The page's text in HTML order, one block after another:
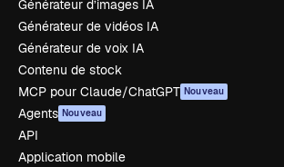
Générateur d’images IA
Générateur de vidéos IA
Générateur de voix IA
Contenu de stock
MCP pour Claude/ChatGPT Nouveau
Agents Nouveau
API
Application mobile